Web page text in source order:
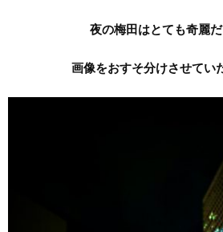
夜の梅田はとても奇麗
画像をおすそ分けさせてい